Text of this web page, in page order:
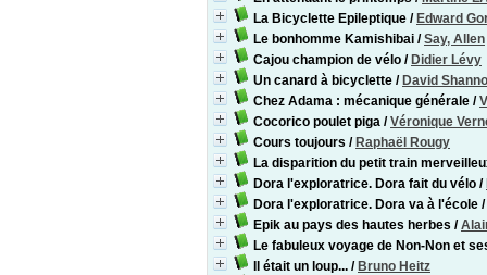
La Bicyclette Epileptique / Edward
Le bonhomme Kamishibai /Say, Allen
Cajou champion de vélo / Didier Lévy
Un canard à bicyclette / David
Chez Adama : mécanique générale /
Cocorico poulet piga /Véronique
Cours toujours / Raphaël Rougy
La disparition du petit train
Dora l'exploratrice. Dora fait du vélo /
Dora l'exploratrice. Dora va à l'école /
Epik au pays des hautes herbes /
Le fabuleux voyage de Non-Non et
Il était un loup... / Bruno Heitz